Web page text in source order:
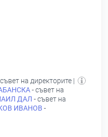
на директорите |
- съвет на
ДАЛ - съвет на
ИВАНОВ -